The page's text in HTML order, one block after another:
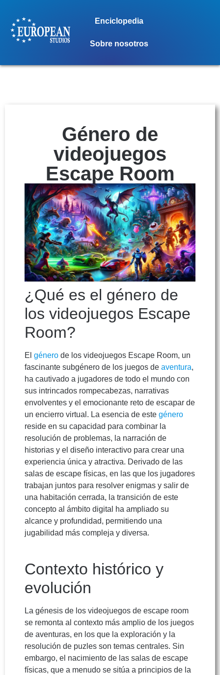
Enciclopedia
Sobre nosotros
Género de
videojuegos
Escape Room
¿Qué es el género de
los videojuegos Escape
Room?
El género de los videojuegos Escape Room, un
fascinante subgénero de los juegos de aventura,
ha cautivado a jugadores de todo el mundo con
sus intrincados rompecabezas, narrativas
envolventes y el emocionante reto de escapar de
un encierro virtual. La esencia de este género
reside en su capacidad para combinar la
resolución de problemas, la narración de
historias y el diseño interactivo para crear una
experiencia única y atractiva. Derivado de las
salas de escape físicas, en las que los jugadores
trabajan juntos para resolver enigmas y salir de
una habitación cerrada, la transición de este
concepto al ámbito digital ha ampliado su
alcance y profundidad, permitiendo una
jugabilidad más compleja y diversa.
Contexto histórico y
evolución
La génesis de los videojuegos de escape room
se remonta al contexto más amplio de los juegos
de aventuras, en los que la exploración y la
resolución de puzles son temas centrales. Sin
embargo, el nacimiento de las salas de escape
físicas, que a menudo se sitúa a principios de la